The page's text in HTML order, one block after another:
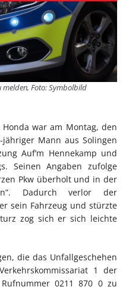
melden, Foto: Symbolbild
war am Montag, den
Mann aus Solingen
Auf’m Hennekamp und
Seinen Angaben zufolge
Pkw überholt und in der
Dadurch verlor der
sein Fahrzeug und stürzte
zog sich er sich leichte
die das Unfallgeschehen
1 der
0211 870 0 zu